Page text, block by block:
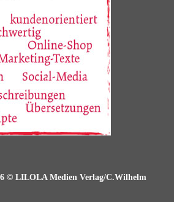
© LILOLA Medien Verlag/C.Wilhelm